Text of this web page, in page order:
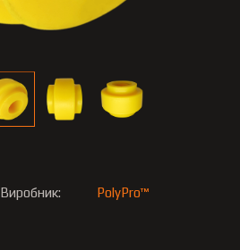
Виробник: PolyPro™